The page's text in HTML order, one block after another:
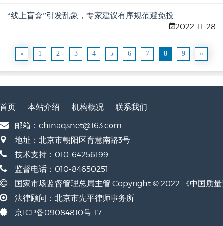
“线上盲盒”引发乱象，专家建议有序规范避免投
2022-11-28
« 1 2 3 4 5 6 7 8 9 »
首页 本站介绍 机构概况
联系我们
邮箱：chinaqsnet@163.com
地址：北京市朝阳区育慧南路3号
技术支持：010-64256199
监督电话：010-84650251
国家市场监督管理总局主管 Copyright © 2022 《中国质
法律顾问：北京市先平律师事务所
京ICP备09084810号-17